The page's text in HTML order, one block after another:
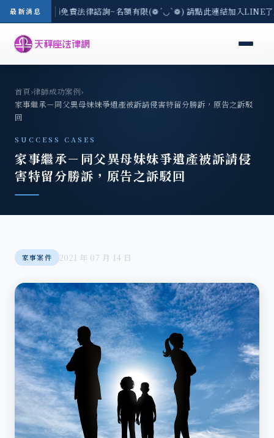
最新消息
-8/3(一) 現場免費法律諮詢~名額有限(❁´◡`❁) 請點此連結加入LINE
首頁›律師成功案例›
家事繼承－同父異母妹妹爭遺產被訴請侵害特留分勝訴，原告之訴駁
回
SUCCESS CASES
家事繼承－同父異母妹妹爭遺產被訴請侵
害特留分勝訴，原告之訴駁回
家事案件 2021 年 07 月 14 日